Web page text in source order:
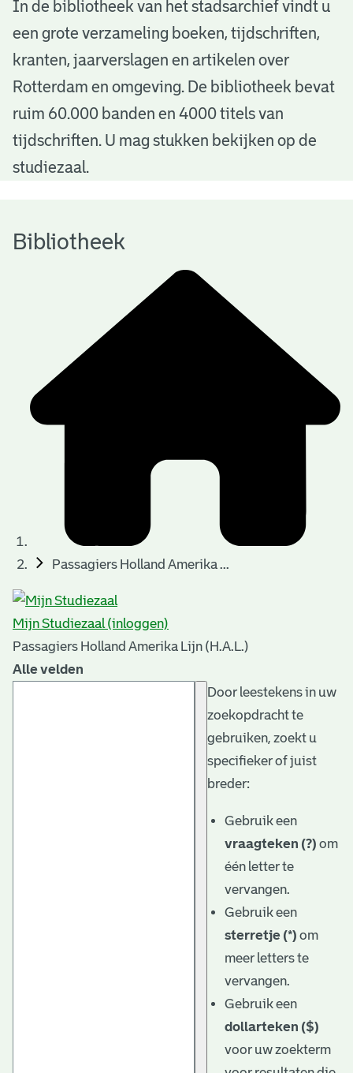
B
b
o
h
In de bibliotheek van het stadsarchief vindt u
een grote verzameling boeken, tijdschriften,
kranten, jaarverslagen en artikelen over
Rotterdam en omgeving. De bibliotheek bevat
ruim 60.000 banden en 4000 titels van
tijdschriften. U mag stukken bekijken op de
studiezaal.
Bibliotheek
Passagiers Holland Amerika ...
Mijn Studiezaal (inloggen)
Passagiers Holland Amerika Lijn (H.A.L.)
Alle velden
Door leestekens in uw
zoekopdracht te
gebruiken, zoekt u
specifieker of juist
breder:
Gebruik een
vraagteken (?) om
één letter te
vervangen.
Gebruik een
sterretje (*) om
meer letters te
vervangen.
Gebruik een
dollarteken ($)
voor uw zoekterm